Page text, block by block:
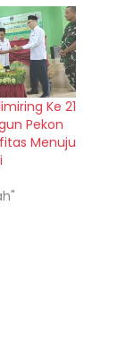
Ke 21
Pekon
Menuju